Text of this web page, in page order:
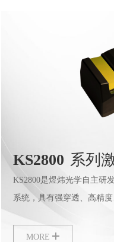
KS2800 系列
KS2800是煜炜光学自主研
系统，具有强穿透、高精
MORE